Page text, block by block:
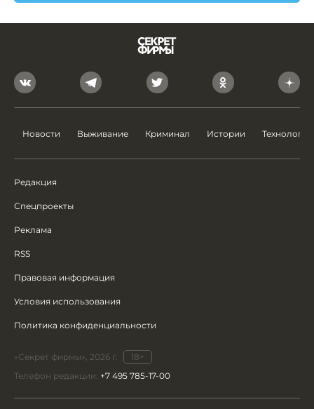
Новости Выживание Криминал Истории Технологии
Редакция
Спецпроекты
Реклама
RSS
Правовая информация
Условия использования
Политика конфиденциальности
«Секрет фирмы», 2026 г.
18+
Телефон редакции: +7 495 785-17-00